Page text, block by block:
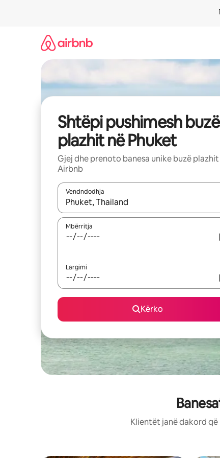
Shtëpi pushimesh buzë
plazhit në Phuket
Gjej dhe prenoto banesa unike buzë
Airbnb
Vendndodhja
Kur rezultatet të jenë të disponueshme, lëviz
Mbërritja
Largimi
Kërko
Klientët janë dakord